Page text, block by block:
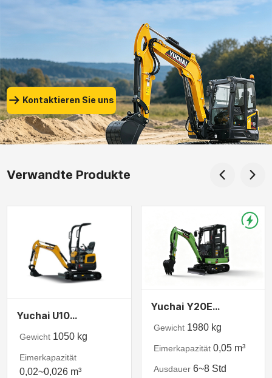
Kontaktieren Sie uns
Verwandte Produkte
Yuchai U10
Minibagger
Gewicht 1050 kg
Eimerkapazität
0,02~0,026 m³
Yuchai Y20E
Elektrobagger
Gewicht 1980 kg
Eimerkapazität 0,05 m³
Ausdauer 6~8 Std